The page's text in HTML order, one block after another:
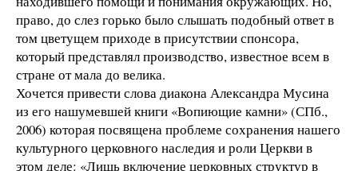
право, до слез горько было слышать подобный ответ в
том цветущем приходе в присутствии спонсора,
который представлял производство, известное всем в
стране от мала до велика.
Хочется привести слова диакона Александра Мусина
из его нашумевшей книги «Вопиющие камни» (СПб.,
2006) которая посвящена проблеме сохранения нашего
культурного церковного наследия и роли Церкви в
этом деле: «Лишь включение церковных структур в